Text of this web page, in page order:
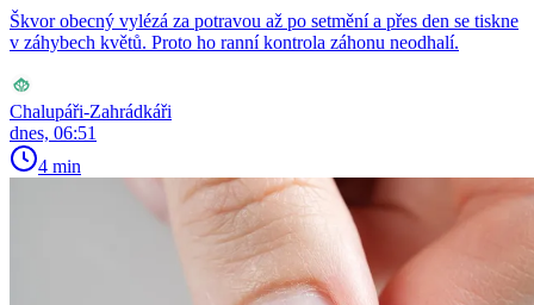
Škvor obecný vylézá za potravou až po setmění a přes den se tiskne
v záhybech květů. Proto ho ranní kontrola záhonu neodhalí.
Chalupáři-Zahrádkáři
dnes, 06:51
4 min